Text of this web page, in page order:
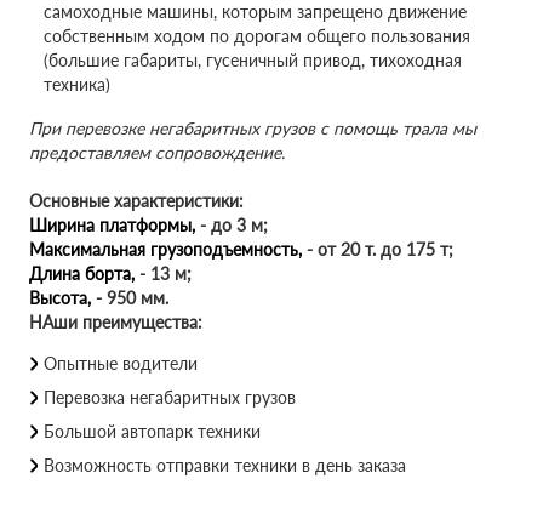
самоходные машины, которым запрещено движение
собственным ходом по дорогам общего пользования
(большие габариты, гусеничный привод, тихоходная
техника)
При перевозке негабаритных грузов с помощь трала мы
предоставляем сопровождение.
Основные характеристики:
Ширина платформы, - до 3 м;
Максимальная грузоподъемность, - от 20 т. до 175 т;
Длина борта, - 13 м;
Высота, - 950 мм.
НАши преимущества:
Опытные водители
Перевозка негабаритных грузов
Большой автопарк техники
Возможность отправки техники в день заказа